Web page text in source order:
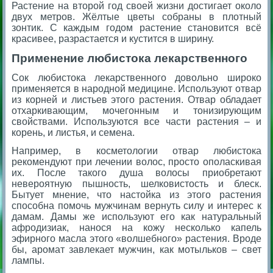
Растение на второй год своей жизни достигает около
двух метров. Жёлтые цветы собраны в плотный
зонтик. С каждым годом растение становится всё
красивее, разрастается и кустится в ширину.
Применение любистока лекарственного
Сок любистока лекарственного довольно широко
применяется в народной медицине. Используют отвар
из корней и листьев этого растения. Отвар обладает
отхаркивающим, мочегонным и тонизирующим
свойствами. Используются все части растения – и
корень, и листья, и семена.
Например, в косметологии отвар любистока
рекомендуют при лечении волос, просто ополаскивая
их. После такого душа волосы приобретают
невероятную пышность, шелковистость и блеск.
Бытует мнение, что настойка из этого растения
способна помочь мужчинам вернуть силу и интерес к
дамам. Дамы же используют его как натуральный
афродизиак, нанося на кожу несколько капель
эфирного масла этого «волшебного» растения. Вроде
бы, аромат завлекает мужчин, как мотыльков – свет
лампы.